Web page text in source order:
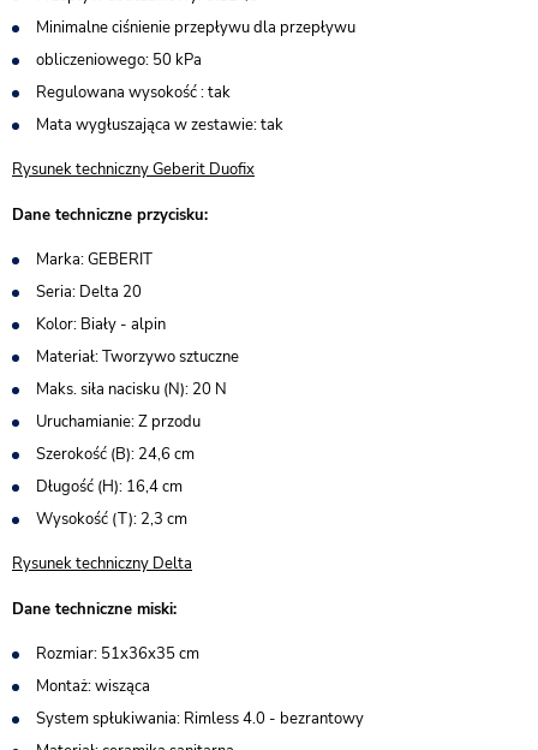
Minimalne ciśnienie przepływu dla przepływu
obliczeniowego: 50 kPa
Regulowana wysokość : tak
Mata wygłuszająca w zestawie: tak
Rysunek techniczny Geberit Duofix
Dane techniczne przycisku:
Marka: GEBERIT
Seria: Delta 20
Kolor: Biały - alpin
Materiał: Tworzywo sztuczne
Maks. siła nacisku (N): 20 N
Uruchamianie: Z przodu
Szerokość (B): 24,6 cm
Długość (H): 16,4 cm
Wysokość (T): 2,3 cm
Rysunek techniczny Delta
Dane techniczne miski:
Rozmiar: 51x36x35 cm
Montaż: wisząca
System spłukiwania: Rimless 4.0 - bezrantowy